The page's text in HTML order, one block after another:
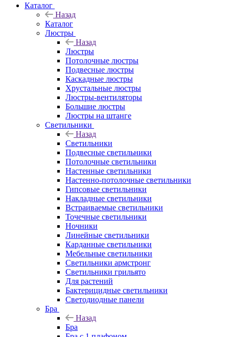
Каталог
Назад
Каталог
Люстры
Назад
Люстры
Потолочные люстры
Подвесные люстры
Каскадные люстры
Хрустальные люстры
Люстры-вентиляторы
Большие люстры
Люстры на штанге
Светильники
Назад
Светильники
Подвесные светильники
Потолочные светильники
Настенные светильники
Настенно-потолочные светильники
Гипсовые светильники
Накладные светильники
Встраиваемые светильники
Точечные светильники
Ночники
Линейные светильники
Карданные светильники
Мебельные светильники
Светильники армстронг
Светильники грильято
Для растений
Бактерицидные светильники
Светодиодные панели
Бра
Назад
Бра